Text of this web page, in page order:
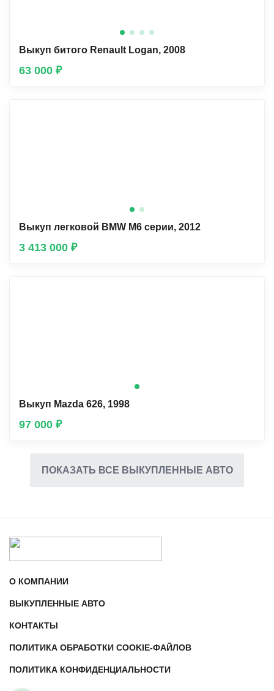
Выкуп битого Renault Lоgan, 2008
63 000 ₽
Выкуп легковой BMW М6 серии, 2012
3 413 000 ₽
Выкуп Mazda 626, 1998
97 000 ₽
ПОКАЗАТЬ ВСЕ ВЫКУПЛЕННЫЕ АВТО
О КОМПАНИИ
ВЫКУПЛЕННЫЕ АВТО
КОНТАКТЫ
ПОЛИТИКА ОБРАБОТКИ COOKIE-ФАЙЛОВ
ПОЛИТИКА КОНФИДЕНЦИАЛЬНОСТИ